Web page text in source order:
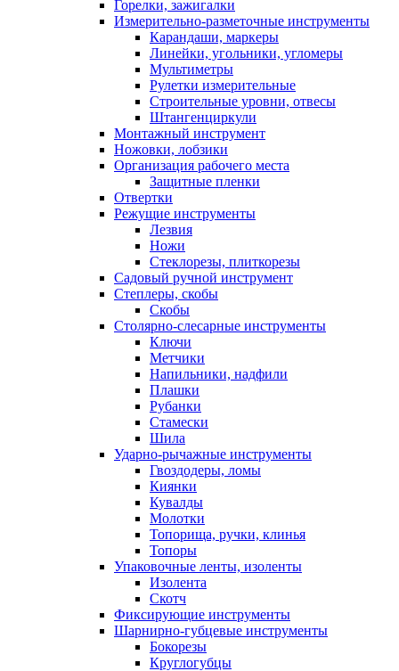
Горелки, зажигалки
Измерительно-разметочные инструменты
Карандаши, маркеры
Линейки, угольники, угломеры
Мультиметры
Рулетки измерительные
Строительные уровни, отвесы
Штангенциркули
Монтажный инструмент
Ножовки, лобзики
Организация рабочего места
Защитные пленки
Отвертки
Режущие инструменты
Лезвия
Ножи
Стеклорезы, плиткорезы
Садовый ручной инструмент
Степлеры, скобы
Скобы
Столярно-слесарные инструменты
Ключи
Метчики
Напильники, надфили
Плашки
Рубанки
Стамески
Шила
Ударно-рычажные инструменты
Гвоздодеры, ломы
Киянки
Кувалды
Молотки
Топорища, ручки, клинья
Топоры
Упаковочные ленты, изоленты
Изолента
Скотч
Фиксирующие инструменты
Шарнирно-губцевые инструменты
Бокорезы
Круглогубцы